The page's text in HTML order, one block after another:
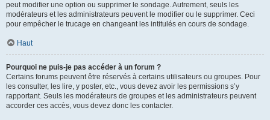
peut modifier une option ou supprimer le sondage. Autrement, seuls les
modérateurs et les administrateurs peuvent le modifier ou le supprimer. Ceci
pour empêcher le trucage en changeant les intitulés en cours de sondage.
Haut
Pourquoi ne puis-je pas accéder à un forum ?
Certains forums peuvent être réservés à certains utilisateurs ou groupes. Pour
les consulter, les lire, y poster, etc., vous devez avoir les permissions s’y
rapportant. Seuls les modérateurs de groupes et les administrateurs peuvent
accorder ces accès, vous devez donc les contacter.